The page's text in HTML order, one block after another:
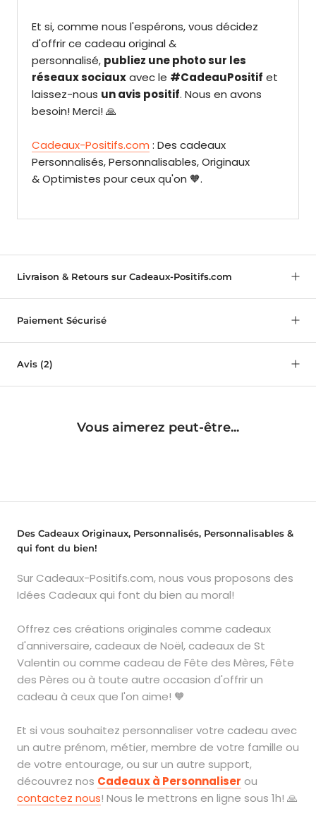
Et si, comme nous l'espérons, vous décidez
d'offrir ce cadeau original &
personnalisé, publiez une photo sur les
réseaux sociauxavec le #CadeauPositif et
laissez-nous un avis positif. Nous en avons
besoin! Merci! 🙏
Cadeaux-Positifs.com : Des cadeaux
Personnalisés, Personnalisables, Originaux
& Optimistes pour ceux qu'on 🧡.
Livraison & Retours sur Cadeaux-Positifs.com
Paiement Sécurisé
Avis (2)
Vous aimerez peut-être...
Des Cadeaux Originaux, Personnalisés, Personnalisables &
qui font du bien!
Sur Cadeaux-Positifs.com, nous vous proposons des
Idées Cadeaux qui font du bien au moral!
Offrez ces créations originales comme cadeaux
d'anniversaire, cadeaux de Noël, cadeaux de St
Valentin ou comme cadeau de Fête des Mères, Fête
des Pères ou à toute autre occasion d'offrir un
cadeau à ceux que l'on aime! 🧡
Et si vous souhaitez personnaliser votre cadeau avec
un autre prénom, métier, membre de votre famille ou
de votre entourage, ou sur un autre support,
découvrez nos Cadeaux à Personnaliser ou
contactez nous! Nous le mettrons en ligne sous 1h! 🙏